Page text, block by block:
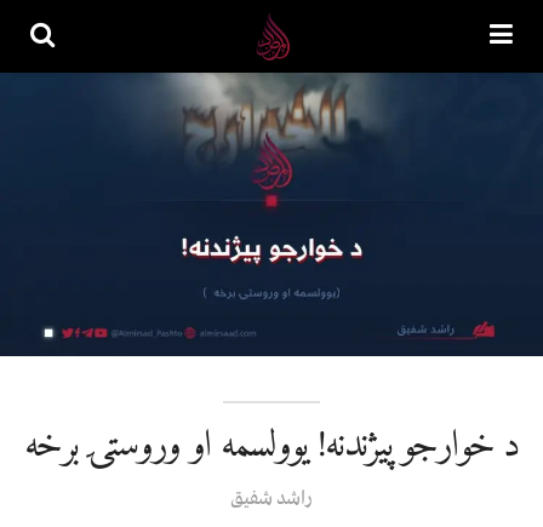
د خوارجو پيژندنه! یوولسمه او وروستۍ برخه
راشد شفيق